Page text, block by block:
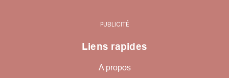
PUBLICITÉ
Liens rapides
A propos